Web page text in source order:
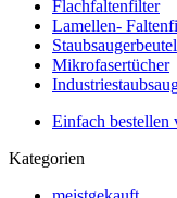
Flachfaltenfilter
Lamellen-
Staubsaugerbeutel
Mikrofasertücher
Einfach
Kategorien